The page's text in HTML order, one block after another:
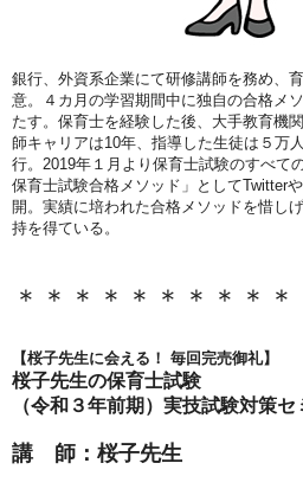
銀行、外資系企業にて研修講師を務め、
意。４カ月の学習期間中に独自の合格メ
たす。保育士を経験した後、大手教育機
師キャリアは10年、指導した生徒は５万
行。2019年１月より保育士試験のすべて
保育士試験合格メソッド」としてTwitter
開。実績に培われた合格メソッドを惜し
持を得ている。
＊＊＊＊＊＊＊＊＊
【桜子先生に会える！ 毎回完売御礼】
桜子先生の保育士試験
（令和３年前期）実技試験対策セ
講 師：桜子先生